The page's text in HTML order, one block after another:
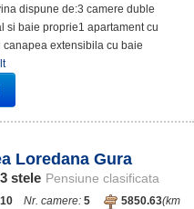
dispune de:3 camere duble
si baie proprie1 apartament cu
canapea extensibila cu baie
Loredana Gura
3 stele Pensiune clasificata
10 Nr. camere: 5 5850.63(km